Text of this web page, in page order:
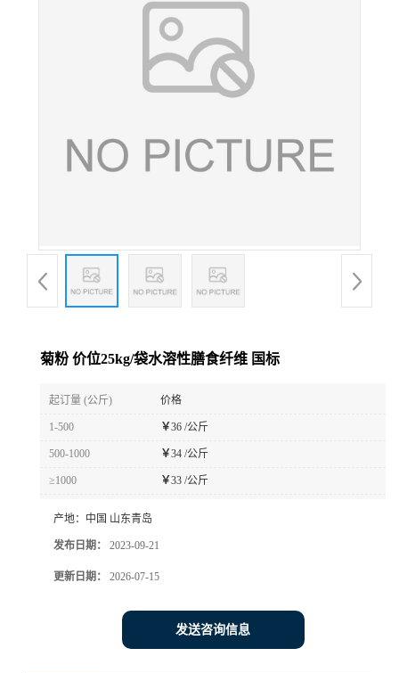
菊粉 价位25kg/袋水溶性膳食纤维 国标
起订量 (公斤) 价格
1-500 ￥36 /公斤
500-1000 ￥34 /公斤
≥1000 ￥33 /公斤
产地： 中国 山东青岛
发布日期： 2023-09-21
更新日期： 2026-07-15
发送咨询信息